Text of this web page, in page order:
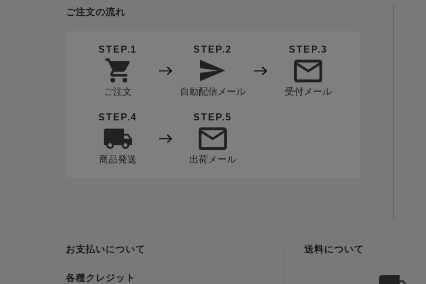
ご注文の流れ
STEP.1
ご注文
STEP.2
自動配信メール
STEP.3
受付メール
STEP.4
商品発送
STEP.5
出荷メール
お支払いについて
各種クレジット
送料について